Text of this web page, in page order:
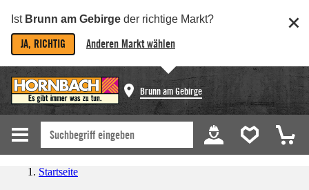
Ist Brunn am Gebirge der richtige Markt?
JA, RICHTIG Anderen Markt wählen
Brunn am Gebirge
Startseite